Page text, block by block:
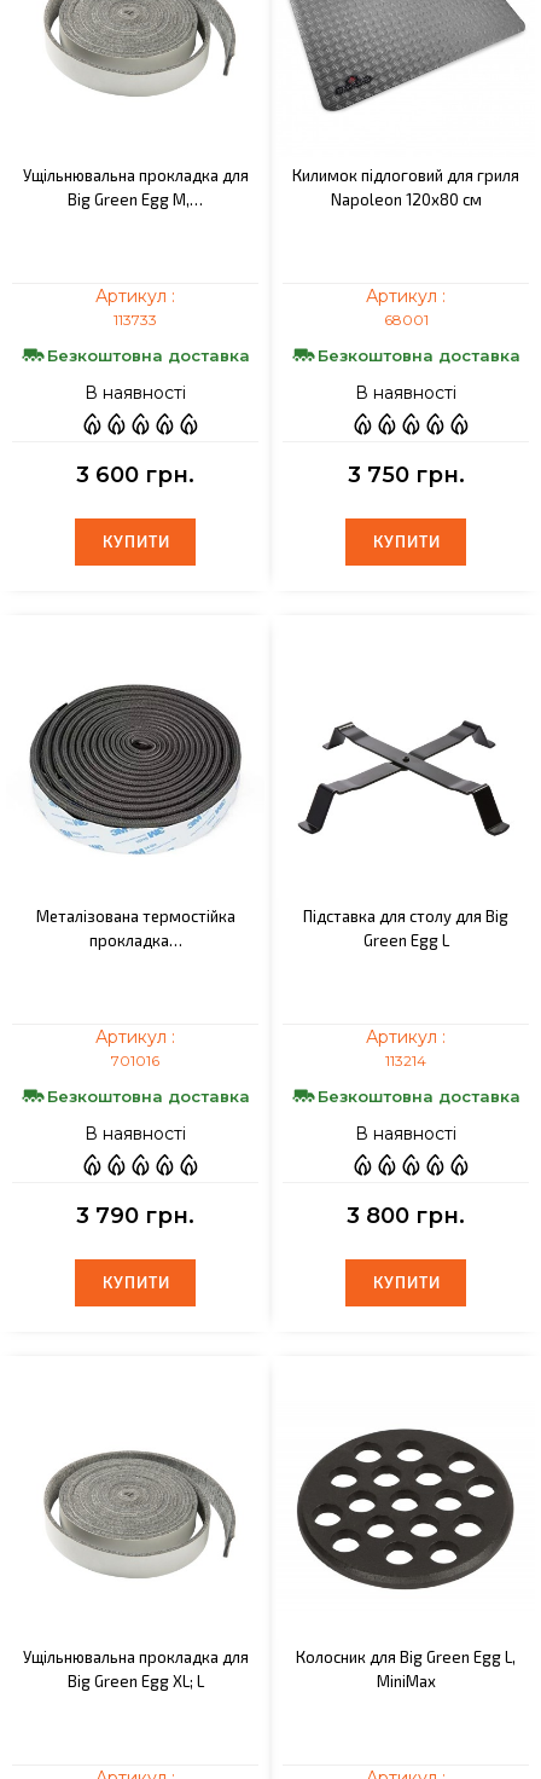
Ущільнювальна прокладка для
Big Green Egg M,…
Артикул :
113733
Безкоштовна доставка
В наявності
3 600 грн.
КУПИТИ
КУПИТИ
Килимок підлоговий для гриля
Napoleon 120х80 см
Артикул :
68001
Безкоштовна доставка
В наявності
3 750 грн.
КУПИТИ
КУПИТИ
Металізована термостійка
прокладка…
Артикул :
701016
Безкоштовна доставка
В наявності
3 790 грн.
КУПИТИ
КУПИТИ
Підставка для столу для Big
Green Egg L
Артикул :
113214
Безкоштовна доставка
В наявності
3 800 грн.
КУПИТИ
КУПИТИ
Ущільнювальна прокладка для
Big Green Egg XL; L
Колосник для Big Green Egg L,
MiniMax